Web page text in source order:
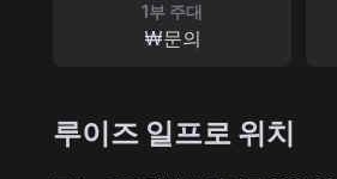
1부 주대
₩문의
루이즈 일프로 위치